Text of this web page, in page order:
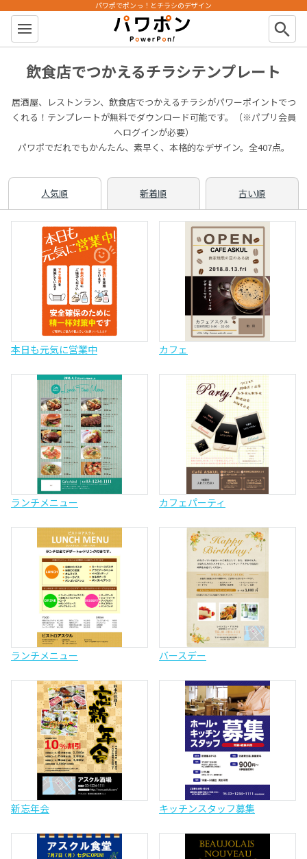
パワポン
パワポでポンっ！とチラシのデザイン
search
飲食店でつかえるチラシテンプレート
居酒屋、レストンラン、飲食店でつかえるチラシがパワーポイントでつ
くれる！テンプレートが無料でダウンロード可能です。（※パプリ会員
へログインが必要）
パワポでだれでもかんたん、素早く、本格的なデザイン。全407点。
人気順 新着順 古い順
本日も元気に営業中 カフェ
ランチメニュー カフェパーティ
ランチメニュー バースデー
新忘年会 キッチンスタッフ募集